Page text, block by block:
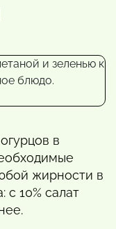
в
жирности в
с 10% салат